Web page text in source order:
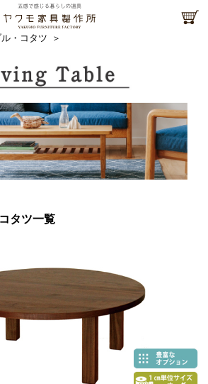
・コタツ
タツ一覧